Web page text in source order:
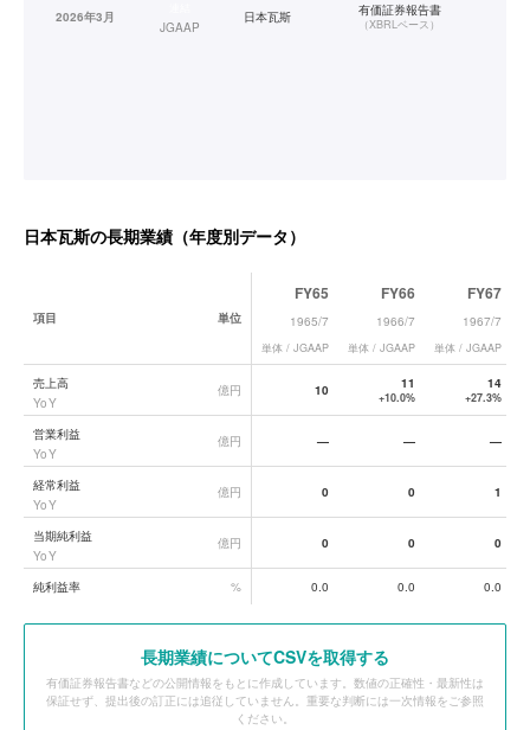
2026年3月
JGAAP
日本瓦斯 有価証券報告書
（XBRLベース）
日本瓦斯の長期業績（年度別データ）
日本瓦斯
項目 単位
FY65
1965/7
単体 / JGAAP
FY66
1966/7
単体 / JGAAP
FY67
1967/7
単体 / JGAAP
売上高
YoY
億円 10 11
+10.0%
14
+27.3%
営業利益
YoY
億円 — — —
経常利益
YoY
億円 0 0 1
当期純利益
YoY
億円 0 0 0
純利益率 % 0.0 0.0 0.0
長期業績についてCSVを取得する
有価証券報告書などの公開情報をもとに作成しています。数値の正確性・最新性は
保証せず、提出後の訂正には追従していません。重要な判断には一次情報をご参照
ください。